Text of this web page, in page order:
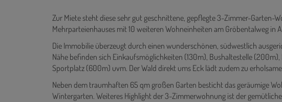
Zur Miete steht diese sehr gut geschnittene, gepflegte 3-Zimmer-Garten-
Mehrparteienhauses mit 10 weiteren Wohneinheiten am Gröbentalweg in
Die Immobilie überzeugt durch einen wunderschönen, südwestlich
Nähe befinden sich Einkaufsmöglichkeiten (130m), Bushaltestelle
Sportplatz (600m) uvm. Der Wald direkt ums Eck lädt zudem zu
Neben dem traumhaften 65 qm großen Garten besticht das geräumige
Wintergarten. Weiteres Highlight der 3-Zimmerwohnung ist der